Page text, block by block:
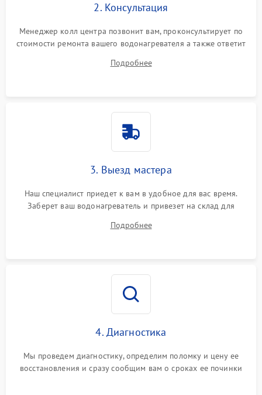
2. Консультация
Менеджер колл центра позвонит вам, проконсультирует по
стоимости ремонта вашего водонагревателя а также ответит
Подробнее
3. Выезд мастера
Наш специалист приедет к вам в удобное для вас время.
Заберет ваш водонагреватель и привезет на склад для
Подробнее
4. Диагностика
Мы проведем диагностику, определим поломку и цену ее
восстановления и сразу сообщим вам о сроках ее починки